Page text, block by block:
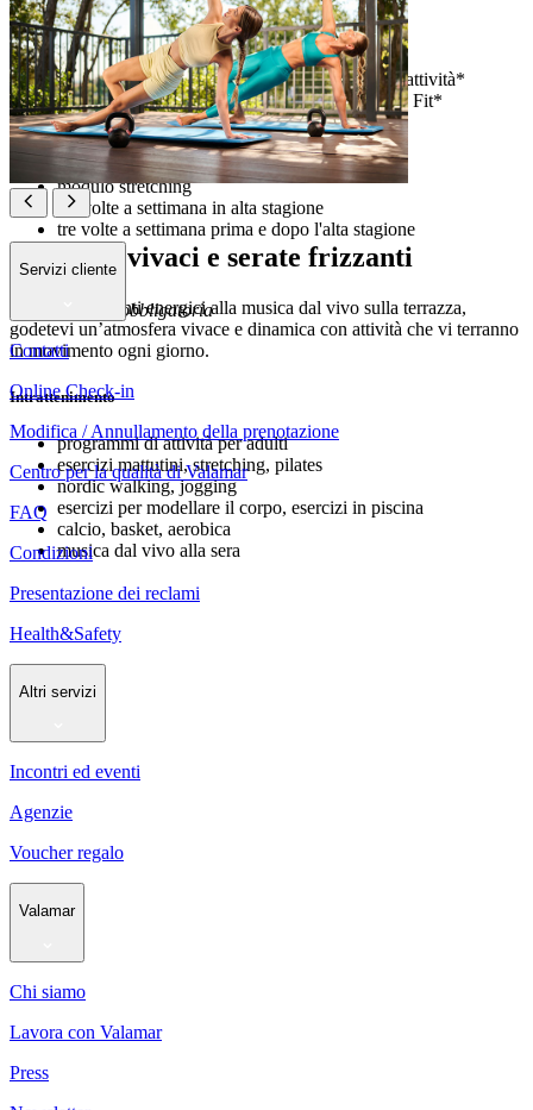
Stay Fit programma
programma fitness giornaliero
consultation minutes – esplorate e prenotate le attività*
allenamento individuale con il nostro staff Stay Fit*
modulo aqua (giugno–settembre)
modulo attività all'aperto
modulo allenamenti di gruppo
modulo stretching
sei volte a settimana in alta stagione
tre volte a settimana prima e dopo l'alta stagione
*prenotazione obbligatoria
Giornate vivaci e serate frizzanti
Dagli allenamenti energici alla musica dal vivo sulla terrazza,
godetevi un’atmosfera vivace e dinamica con attività che vi terranno
in movimento ogni giorno.
Intrattenimento
programmi di attività per adulti
esercizi mattutini, stretching, pilates
nordic walking, jogging
esercizi per modellare il corpo, esercizi in piscina
calcio, basket, aerobica
musica dal vivo alla sera
Servizi cliente
Contatti
Online Check-in
Modifica / Annullamento della prenotazione
Centro per la qualità di Valamar
FAQ
Condizioni
Presentazione dei reclami
Health&Safety
Altri servizi
Incontri ed eventi
Agenzie
Voucher regalo
Valamar
Chi siamo
Lavora con Valamar
Press